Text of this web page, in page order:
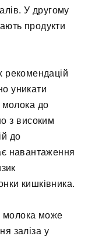
У другому
продукти
рекомендацій
уникати
молока до
з високим
до
навантаження
кишківника.
молока може
заліза у